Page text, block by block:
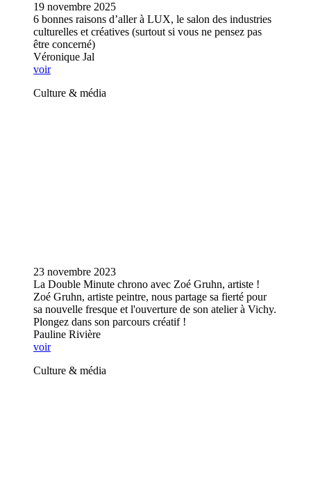
19 novembre 2025
6 bonnes raisons d’aller à LUX, le salon des industries
culturelles et créatives (surtout si vous ne pensez pas
être concerné)
Véronique Jal
voir
Culture & média
23 novembre 2023
La Double Minute chrono avec Zoé Gruhn, artiste !
Zoé Gruhn, artiste peintre, nous partage sa fierté pour
sa nouvelle fresque et l'ouverture de son atelier à Vichy.
Plongez dans son parcours créatif !
Pauline Rivière
voir
Culture & média